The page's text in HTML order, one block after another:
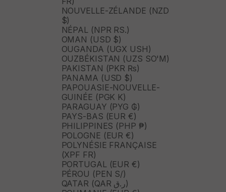
NOUVELLE-ZÉLANDE (NZD
$)
NÉPAL (NPR RS.)
OMAN (USD $)
OUGANDA (UGX USH)
OUZBÉKISTAN (UZS SO'M)
PAKISTAN (PKR ₨)
PANAMA (USD $)
PAPOUASIE-NOUVELLE-
GUINÉE (PGK K)
PARAGUAY (PYG ₲)
PAYS-BAS (EUR €)
PHILIPPINES (PHP ₱)
POLOGNE (EUR €)
POLYNÉSIE FRANÇAISE
(XPF FR)
PORTUGAL (EUR €)
PÉROU (PEN S/)
QATAR (QAR ر.ق)